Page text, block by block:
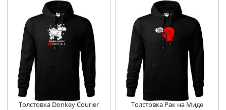
Толстовка Donkey Courier Толстовка Рак на Миде